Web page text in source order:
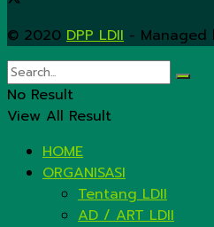
© 2020 DPP LDII - Managed
No Result
View All Result
HOME
ORGANISASI
Tentang LDII
AD / ART LDII